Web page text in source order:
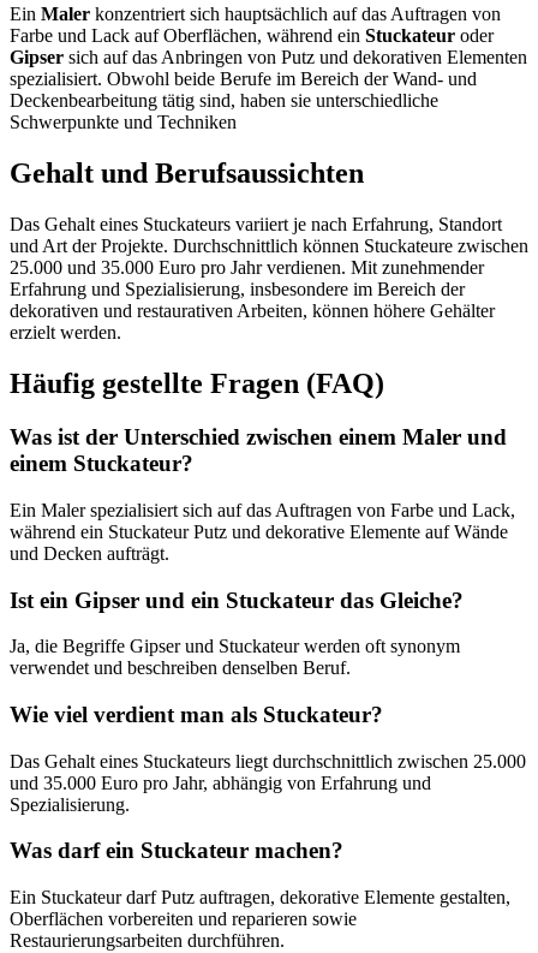
Ein Maler konzentriert sich hauptsächlich auf das Auftragen von
Farbe und Lack auf Oberflächen, während ein Stuckateur oder
Gipser sich auf das Anbringen von Putz und dekorativen Elementen
spezialisiert. Obwohl beide Berufe im Bereich der Wand- und
Deckenbearbeitung tätig sind, haben sie unterschiedliche
Schwerpunkte und Techniken​
Gehalt und Berufsaussichten
Das Gehalt eines Stuckateurs variiert je nach Erfahrung, Standort
und Art der Projekte. Durchschnittlich können Stuckateure zwischen
25.000 und 35.000 Euro pro Jahr verdienen. Mit zunehmender
Erfahrung und Spezialisierung, insbesondere im Bereich der
dekorativen und restaurativen Arbeiten, können höhere Gehälter
erzielt werden​.
Häufig gestellte Fragen (FAQ)
Was ist der Unterschied zwischen einem Maler und
einem Stuckateur?
Ein Maler spezialisiert sich auf das Auftragen von Farbe und Lack,
während ein Stuckateur Putz und dekorative Elemente auf Wände
und Decken aufträgt.
Ist ein Gipser und ein Stuckateur das Gleiche?
Ja, die Begriffe Gipser und Stuckateur werden oft synonym
verwendet und beschreiben denselben Beruf.
Wie viel verdient man als Stuckateur?
Das Gehalt eines Stuckateurs liegt durchschnittlich zwischen 25.000
und 35.000 Euro pro Jahr, abhängig von Erfahrung und
Spezialisierung.
Was darf ein Stuckateur machen?
Ein Stuckateur darf Putz auftragen, dekorative Elemente gestalten,
Oberflächen vorbereiten und reparieren sowie
Restaurierungsarbeiten durchführen.